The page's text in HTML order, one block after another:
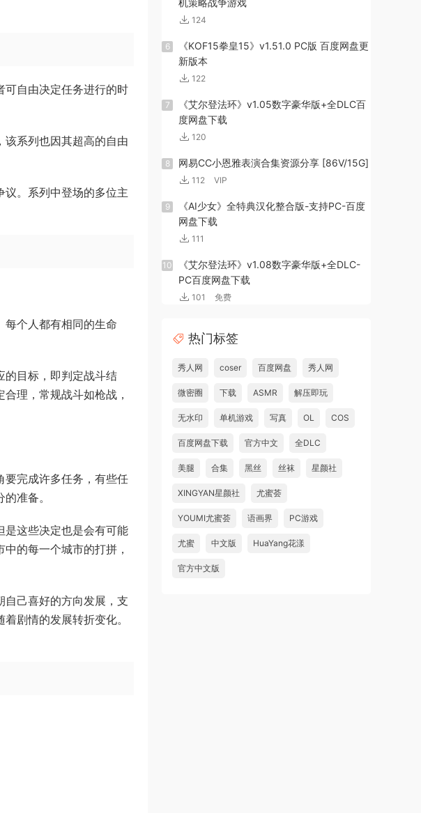
可自由决定任务进行的时
系列也因其超高的自由
。系列中登场的多位主
每个人都有相同的生命
的目标，即判定战斗结
理，常规战斗如枪战，
要完成许多任务，有些任
准备。
是这些决定也是会有可能
的每一个城市的打拼，
己喜好的方向发展，支
剧情的发展转折变化。
机策略战争游戏
124
6
《KOF15拳皇15》v1.51.0 PC版 百度网盘更
新版本
122
7
《艾尔登法环》v1.05数字豪华版+全DLC百
度网盘下载
120
8 网易CC小恩雅表演合集资源分享 [86V/15G]
112 VIP
9
《AI少女》全特典汉化整合版-支持PC-百度
网盘下载
111
10
《艾尔登法环》v1.08数字豪华版+全DLC-
PC百度网盘下载
101 免费
热门标签
秀人网 coser 百度网盘 秀人网
微密圈 下载 ASMR 解压即玩
无水印 单机游戏 写真 OL COS
百度网盘下载 官方中文 全DLC
美腿 合集 黑丝 丝袜 星颜社
XINGYAN星颜社 尤蜜荟
YOUMI尤蜜荟 语画界 PC游戏
尤蜜 中文版 HuaYang花漾
官方中文版